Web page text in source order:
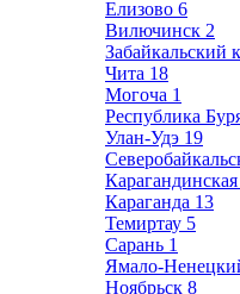
Елизово 6
Вилючинск 2
Забайкальский
Чита 18
Могоча 1
Республика
Улан-Удэ 19
Карагандинская
Караганда 13
Темиртау 5
Сарань 1
Ямало-
Ноябрьск 8